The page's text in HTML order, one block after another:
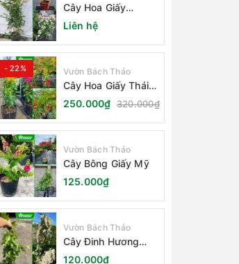
Cây Hoa Giấy
Sakura Nhật Bản
Liên hệ
- 22% Vườn Bách Thảo
Cây Hoa Giấy Thái
Lan
250.000₫ 320.000₫
Vườn Bách Thảo
Cây Bông Giấy Mỹ
125.000₫
Vườn Bách Thảo
Cây Đinh Hương
Nhật Bản
120.000₫